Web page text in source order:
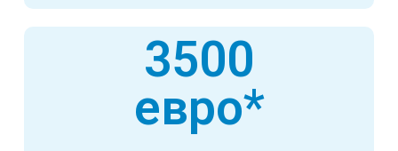
3500
евро*